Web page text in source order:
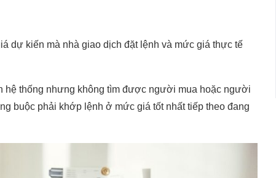
dự kiến mà nhà giao dịch đặt lệnh và mức giá thực tế
thống nhưng không tìm được người mua hoặc người
buộc phải khớp lệnh ở mức giá tốt nhất tiếp theo đang